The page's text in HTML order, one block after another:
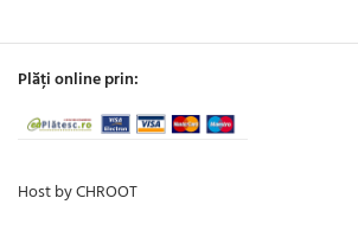
Plăți online prin:
Host by CHROOT